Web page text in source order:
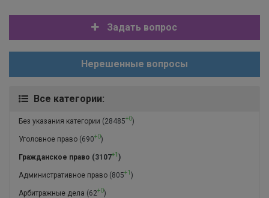
Задать вопрос
Нерешенные вопросы
Все категории:
Без указания категории (28485+0)
Уголовное право (690+0)
Гражданское право (3107+1 )
Административное право (805+1 )
Арбитражные дела (62+0)